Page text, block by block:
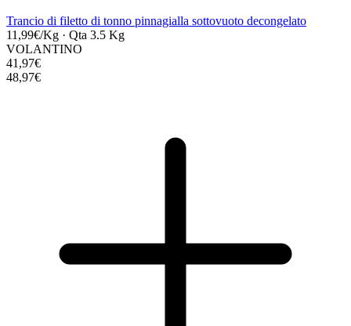
Trancio di filetto di tonno pinnagialla sottovuoto decongelato
11,99€/Kg · Qta 3.5 Kg
VOLANTINO
41,97€
48,97€